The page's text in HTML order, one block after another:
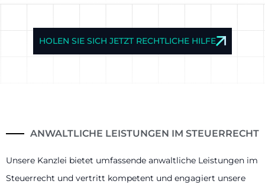
HOLEN SIE SICH JETZT RECHTLICHE HILFE
ANWALTLICHE LEISTUNGEN IM STEUERRECHT
Unsere Kanzlei bietet umfassende anwaltliche Leistungen im
Steuerrecht und vertritt kompetent und engagiert unsere